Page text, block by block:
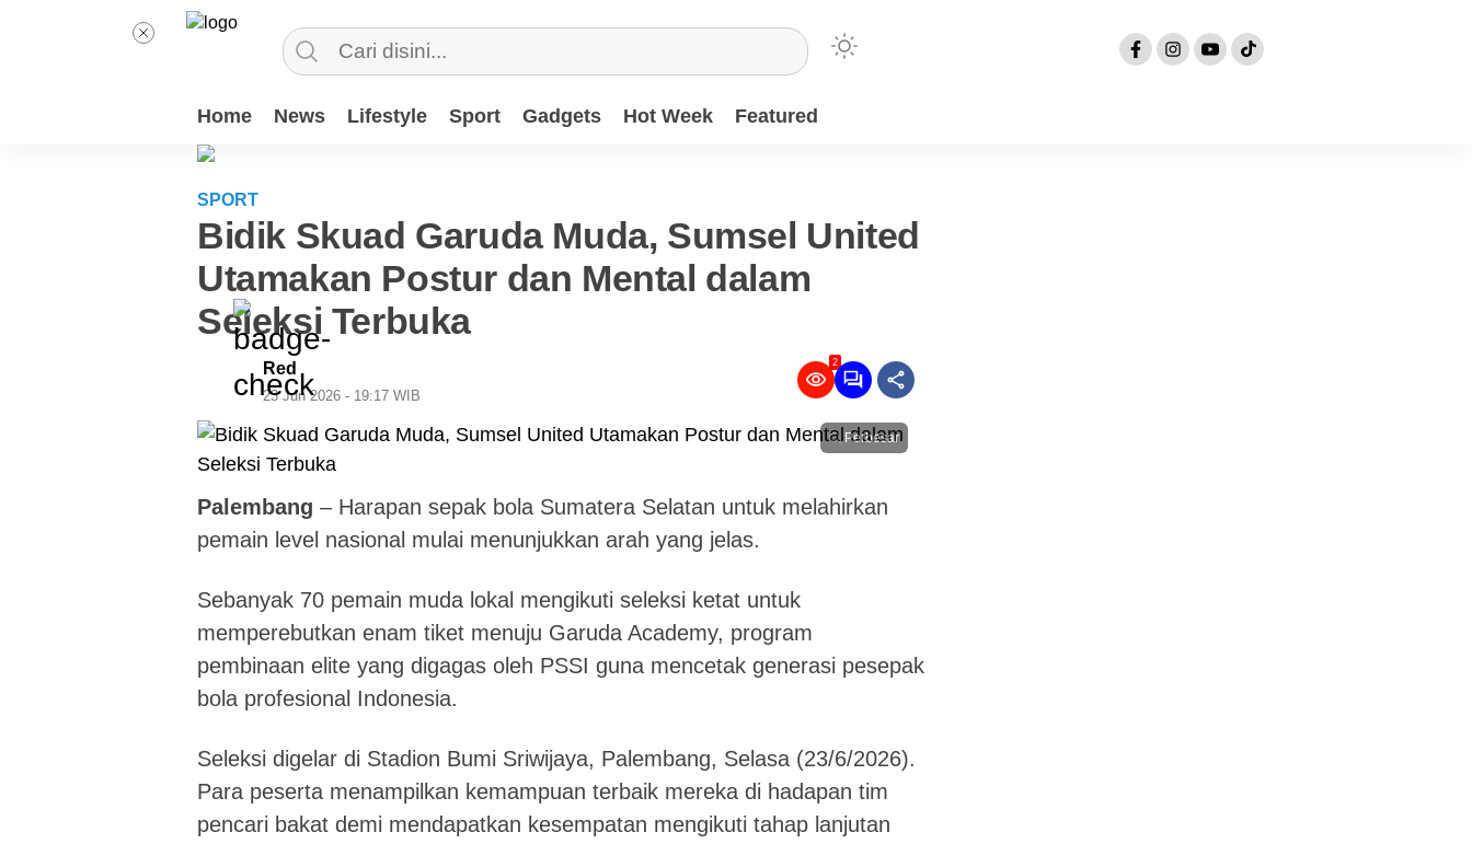
Home News Lifestyle Sport Gadgets Hot Week Featured
SPORT
Bidik Skuad Garuda Muda, Sumsel United
Utamakan Postur dan Mental dalam
Seleksi Terbuka
Red
23 Jun 2026 - 19:17 WIB
2
Perbesar
Palembang – Harapan sepak bola Sumatera Selatan untuk melahirkan
pemain level nasional mulai menunjukkan arah yang jelas.
Sebanyak 70 pemain muda lokal mengikuti seleksi ketat untuk
memperebutkan enam tiket menuju Garuda Academy, program
pembinaan elite yang digagas oleh PSSI guna mencetak generasi pesepak
bola profesional Indonesia.
Seleksi digelar di Stadion Bumi Sriwijaya, Palembang, Selasa (23/6/2026).
Para peserta menampilkan kemampuan terbaik mereka di hadapan tim
pencari bakat demi mendapatkan kesempatan mengikuti tahap lanjutan